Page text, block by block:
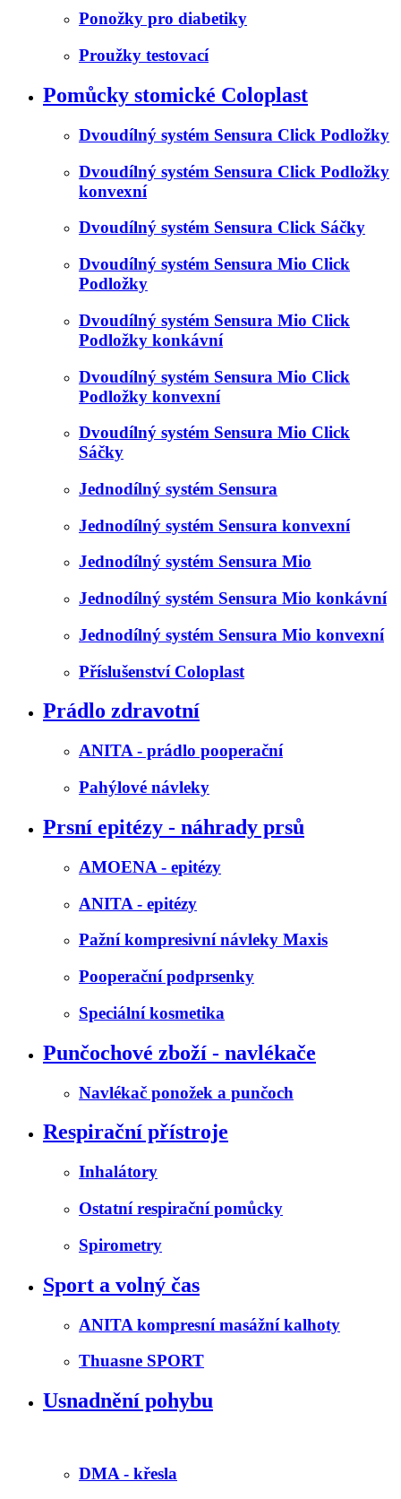
Ponožky pro diabetiky
Proužky testovací
Pomůcky stomické Coloplast
Dvoudílný systém Sensura Click Podložky
Dvoudílný systém Sensura Click Podložky
konvexní
Dvoudílný systém Sensura Click Sáčky
Dvoudílný systém Sensura Mio Click
Podložky
Dvoudílný systém Sensura Mio Click
Podložky konkávní
Dvoudílný systém Sensura Mio Click
Podložky konvexní
Dvoudílný systém Sensura Mio Click
Sáčky
Jednodílný systém Sensura
Jednodílný systém Sensura konvexní
Jednodílný systém Sensura Mio
Jednodílný systém Sensura Mio konkávní
Jednodílný systém Sensura Mio konvexní
Příslušenství Coloplast
Prádlo zdravotní
ANITA - prádlo pooperační
Pahýlové návleky
Prsní epitézy - náhrady prsů
AMOENA - epitézy
ANITA - epitézy
Pažní kompresivní návleky Maxis
Pooperační podprsenky
Speciální kosmetika
Punčochové zboží - navlékače
Navlékač ponožek a punčoch
Respirační přístroje
Inhalátory
Ostatní respirační pomůcky
Spirometry
Sport a volný čas
ANITA kompresní masážní kalhoty
Thuasne SPORT
Usnadnění pohybu
DMA - křesla